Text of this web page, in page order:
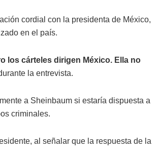
cordial con la presidenta de México,
en el país.
los cárteles dirigen México. Ella no
la entrevista.
a Sheinbaum si estaría dispuesta a
criminales.
al señalar que la respuesta de la